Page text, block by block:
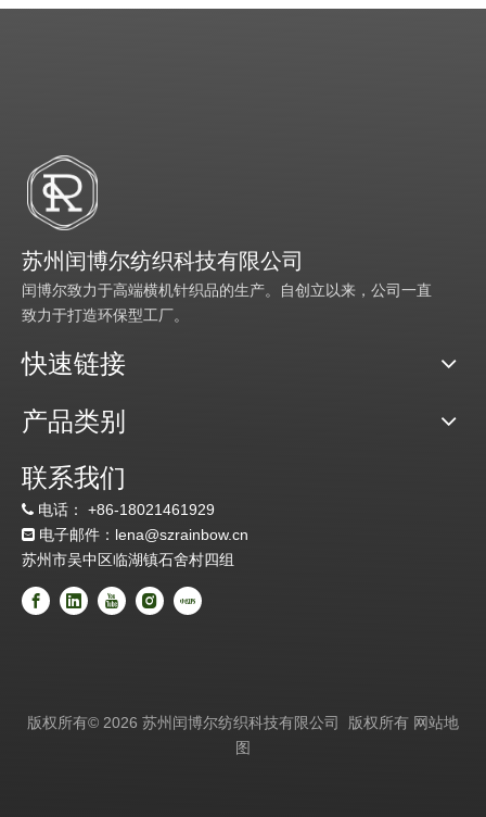
苏州闰博尔纺织科技有限公司
闰博尔致力于高端横机针织品的生产。自创立以来，公司一直
致力于打造环保型工厂。
快速链接
产品类别
联系我们
 电话： +86-18021461929
 电子邮件：lena@szrainbow.cn
苏州市吴中区临湖镇石舍村四组
版权所有© 2026 苏州闰博尔纺织科技有限公司 版权所有 网站地
图